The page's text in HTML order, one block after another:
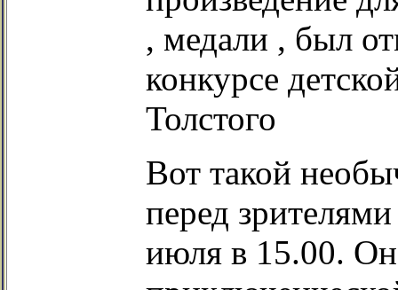
, медали , был
конкурсе
Толстого
Вот такой
перед
июля в 15.00. Он